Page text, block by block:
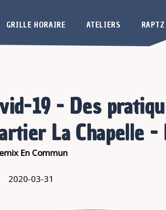
GRILLE HORAIRE ATELIERS RAPTZ
19 - Des
La Chapelle
En Commun
2020-03-31